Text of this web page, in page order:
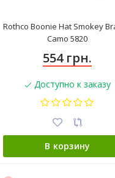
Rothco Boonie Hat Smokey
Camo 5820
554 грн.
Доступно к заказу
В корзину